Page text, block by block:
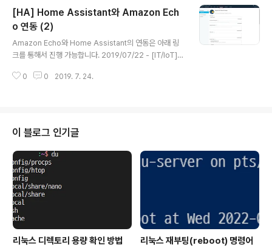
매가 가능합니다. CC2531 구매 링크 라즈베리파이나 아
두이노가 없는 경우 CC 디버거가 추가로 필요합니다. 현재
보유 중인 라즈베리파이 3B를 기준으로 설명을 진행하겠
습니다. CC2531과 다운로드 케이블은 다음과 같은 모습
입니다. 추가로 라즈베리파이의 GPIO와 CC2531을 연결
할 케이블이 필요합니다. 먼저 CC2531과 다운로더 케이
[HA] Home Assistant와 Amazon Ech
o 연동 (2)
Amazon Echo와 Home Assistant의 연동은 아래 링
크를 통해서 진행 가능합니다. 2019/07/22 - [IT/IoT] -
체 기능은 이전 포스트를 통해서 사용 가능합니다. 먼저 추
08 x 108)과 큰 아이콘(512 x 512)을 추가할 수 있습니
다. 아이콘은 각각 아래 링크에서 다운로드 가능합니다. htt
ps://www.home-assistant.io/images/componen
ts/alexa/alexa-512x512.png https:..
0 0 2019. 7. 24.
이 블로그 인기글
리눅스 디렉토리 용량 확인 방법
리눅스 재부팅(reboot) 명령어